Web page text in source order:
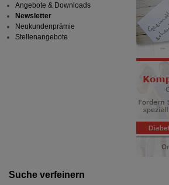
Suche verfeinern
Angebote & Downloads
Newsletter
Neukundenprämie
Stellenangebote